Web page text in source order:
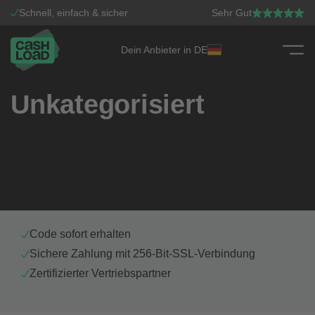
Schnell, einfach & sicher Sehr Gut
Dein Anbieter in DE
Unkategorisiert
Code sofort erhalten
Sichere Zahlung mit 256-Bit-SSL-Verbindung
Zertifizierter Vertriebspartner